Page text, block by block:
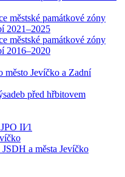
městské památkové zóny
2021–2025
městské památkové zóny
2016–2020
město Jevíčko a Zadní
před hřbitovem
II⁄1
a města Jevíčko